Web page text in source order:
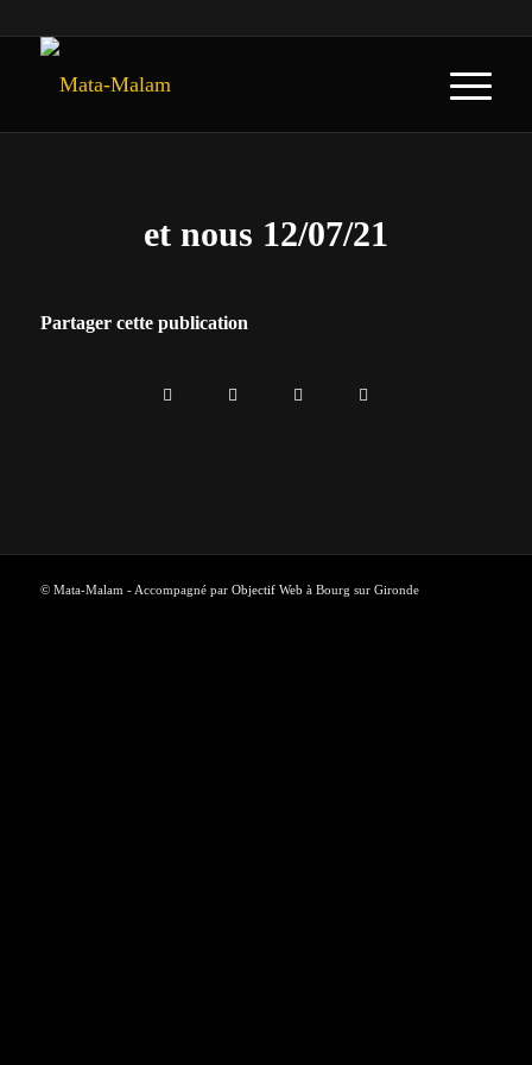
et nous 12/07/21
Partager cette publication
© Mata-Malam - Accompagné par Objectif Web à Bourg sur Gironde